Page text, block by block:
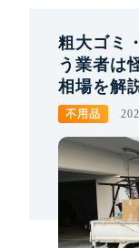
粗大ゴミ
う業者は
相場を解
不用品